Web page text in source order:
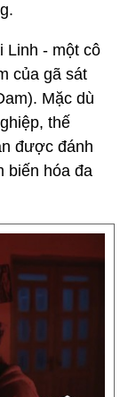
Linh - một cô
của gã sát
Mặc dù
thế
được đánh
biến hóa đa